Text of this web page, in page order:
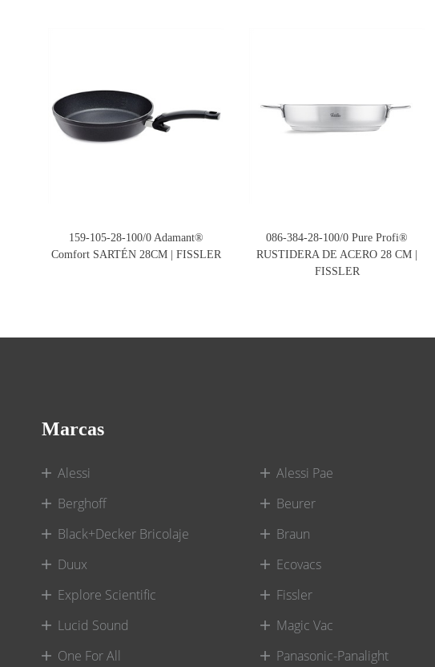
159-105-28-100/0 Adamant®
Comfort SARTÉN 28CM | FISSLER
086-384-28-100/0 Pure Profi®
RUSTIDERA DE ACERO 28 CM |
FISSLER
Marcas
Alessi Alessi Pae
Berghoff
Beurer
Black+Decker Bricolaje
Braun
Duux
Ecovacs
Explore Scientific
Fissler
Lucid Sound
Magic Vac
One For All
Panasonic-Panalight